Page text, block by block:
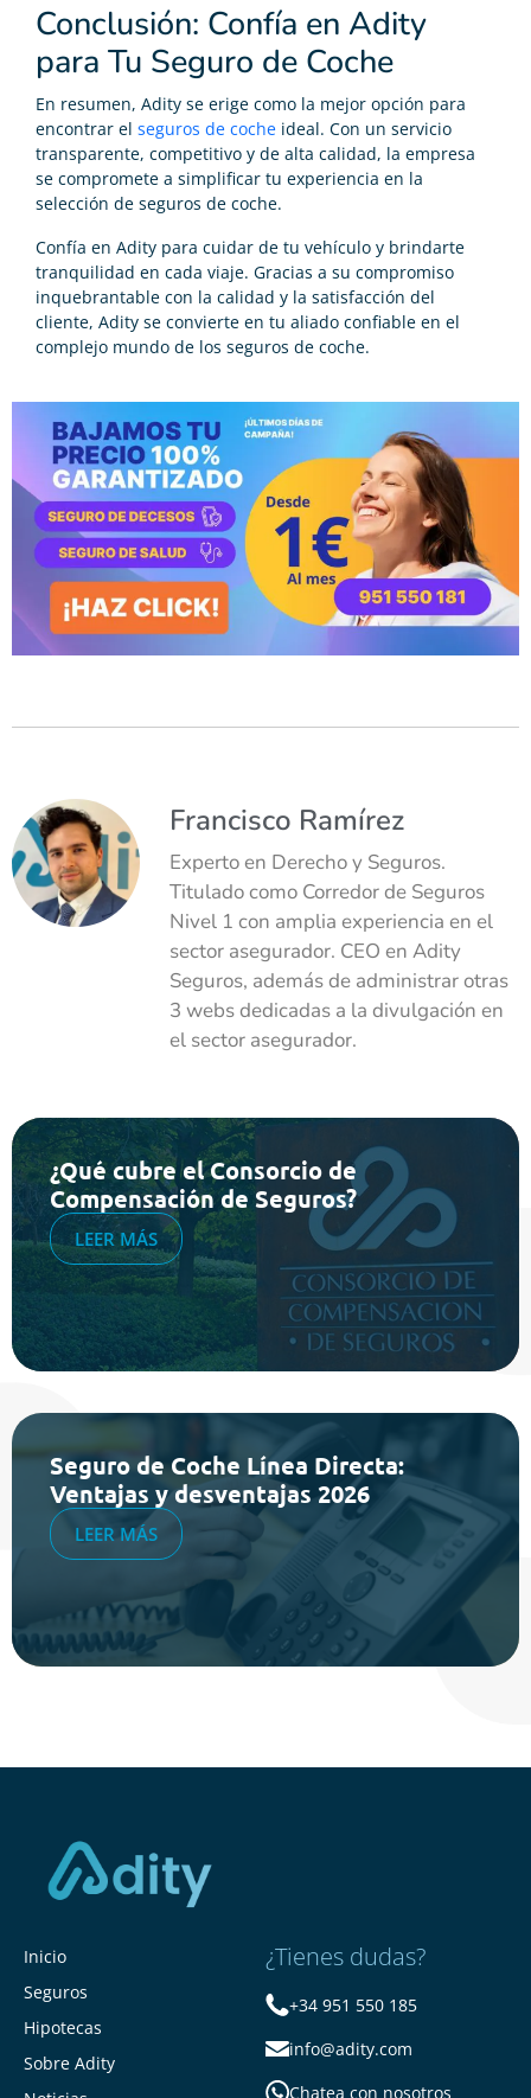
Conclusión: Confía en Adity
para Tu Seguro de Coche
En resumen, Adity se erige como la mejor opción para
encontrar el seguros de coche ideal. Con un servicio
transparente, competitivo y de alta calidad, la empresa
se compromete a simplificar tu experiencia en la
selección de seguros de coche.
Confía en Adity para cuidar de tu vehículo y brindarte
tranquilidad en cada viaje. Gracias a su compromiso
inquebrantable con la calidad y la satisfacción del
cliente, Adity se convierte en tu aliado confiable en el
complejo mundo de los seguros de coche.
Francisco Ramírez
Experto en Derecho y Seguros.
Titulado como Corredor de Seguros
Nivel 1 con amplia experiencia en el
sector asegurador. CEO en Adity
Seguros, además de administrar otras
3 webs dedicadas a la divulgación en
el sector asegurador.
¿Qué cubre el Consorcio de
Compensación de Seguros?
LEER MÁS
Seguro de Coche Línea Directa:
Ventajas y desventajas 2026
LEER MÁS
Inicio
Seguros
Hipotecas
Sobre Adity
¿Tienes dudas?
+34 951 550 185
info@adity.com
Chatea con nosotros